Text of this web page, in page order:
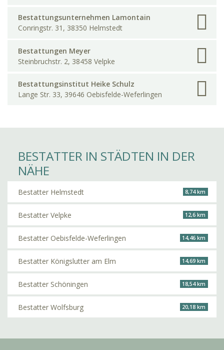
Bestattungsunternehmen Lamontain
Conringstr. 31, 38350 Helmstedt
Bestattungen Meyer
Steinbruchstr. 2, 38458 Velpke
Bestattungsinstitut Heike Schulz
Lange Str. 33, 39646 Oebisfelde-Weferlingen
BESTATTER IN STÄDTEN IN DER
NÄHE
Bestatter Helmstedt 8,74 km
Bestatter Velpke 12,6 km
Bestatter Oebisfelde-Weferlingen 14,46 km
Bestatter Königslutter am Elm 14,69 km
Bestatter Schöningen 18,54 km
Bestatter Wolfsburg 20,18 km